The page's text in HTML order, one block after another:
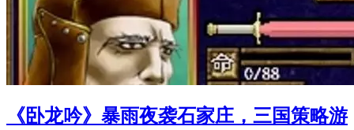
《卧龙吟》暴雨夜袭石家庄，三国策略游